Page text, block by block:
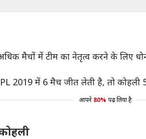
मैचों में टीम का नेतृत्व करने के लिए
2019 में 6 मैच जीत लेती है, तो कोहली
आपने 80% पढ़ लिया है